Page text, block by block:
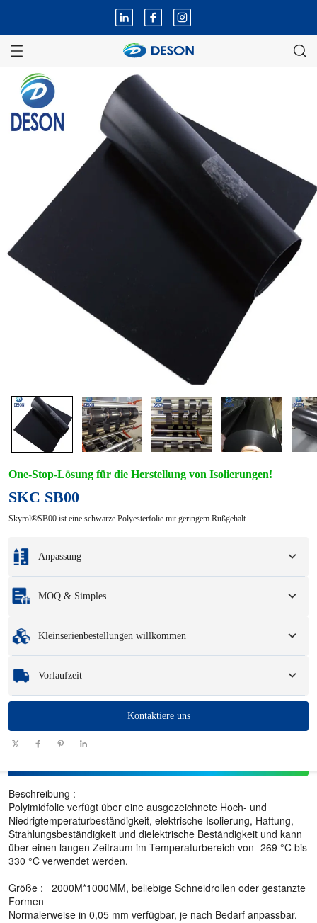
One-Stop-Lösung für die Herstellung von Isolierungen!
SKC SB00
Skyrol®SB00 ist eine schwarze Polyesterfolie mit geringem Rußgehalt.
Anpassung
Konstruktionszeichnungen.
MOQ & Simples
Muster: Für verfügbare, kundenspezifische Muster können eine Gebühr und
Kleinserienbestellungen willkommen
helfen, schnell und effizient die Produkte zu erhalten, die Sie benötigen.
Vorlaufzeit
101 - 1000 1001 - 10000
(Tage)
Kontaktiere uns
Beschreibung :
Polyimidfolie verfügt über eine ausgezeichnete Hoch- und
Niedrigtemperaturbeständigkeit, elektrische Isolierung, Haftung,
Strahlungsbeständigkeit und dielektrische Beständigkeit und kann
über einen langen Zeitraum im Temperaturbereich von -269 °C bis
330 °C verwendet werden.
Größe : 2000M*1000MM, beliebige Schneidrollen oder gestanzte
Formen
Normalerweise in 0,05 mm verfügbar, je nach Bedarf anpassbar.